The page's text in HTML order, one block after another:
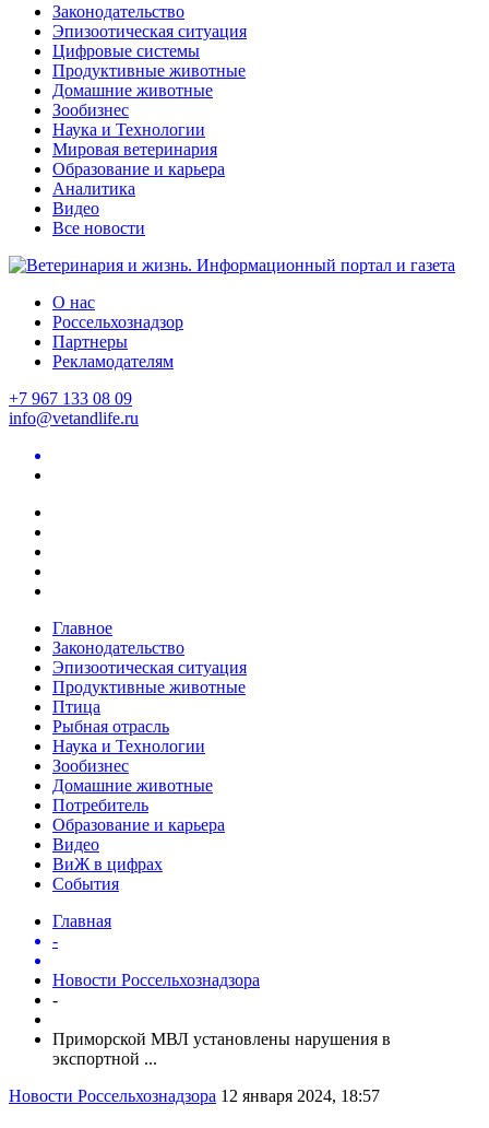
Законодательство
Эпизоотическая ситуация
Цифровые системы
Продуктивные животные
Домашние животные
Зообизнес
Наука и Технологии
Мировая ветеринария
Образование и карьера
Аналитика
Видео
Все новости
О нас
Россельхознадзор
Партнеры
Рекламодателям
+7 967 133 08 09
info@vetandlife.ru
Главное
Законодательство
Эпизоотическая ситуация
Продуктивные животные
Птица
Рыбная отрасль
Наука и Технологии
Зообизнес
Домашние животные
Потребитель
Образование и карьера
Видео
ВиЖ в цифрах
События
Главная
-
Новости Россельхознадзора
-
Приморской МВЛ установлены нарушения в
экспортной ...
Новости Россельхознадзора 12 января 2024, 18:57